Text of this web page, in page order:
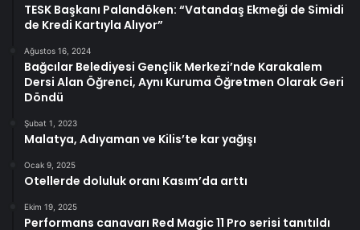
TESK Başkanı Palandöken: “Vatandaş Ekmeği de Simidi
de Kredi Kartıyla Alıyor”
Ağustos 16, 2024
Bağcılar Belediyesi Gençlik Merkezi’nde Karakalem
Dersi Alan Öğrenci, Aynı Kuruma Öğretmen Olarak Geri
Döndü
Şubat 1, 2023
Malatya, Adıyaman ve Kilis’te kar yağışı
Ocak 9, 2025
Otellerde doluluk oranı Kasım’da arttı
Ekim 19, 2025
Performans canavarı Red Magic 11 Pro serisi tanıtıldı